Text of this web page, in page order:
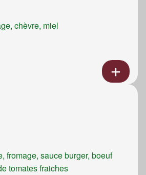
chèvre, miel
fromage, sauce burger, boeuf
tomates fraiches